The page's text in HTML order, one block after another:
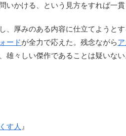
いかける、という見方をすれば一貫
、厚みのある内容に仕立てようと
ードが全力で応えた。残念ながら
雄々しい傑作であることは疑いない
す人 』